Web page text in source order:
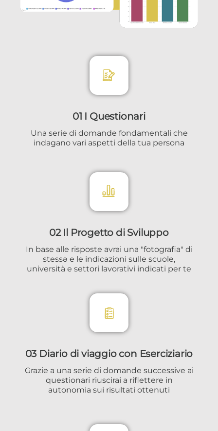
01 I Questionari
Una serie di domande fondamentali che
indagano vari aspetti della tua persona
02 Il Progetto di Sviluppo
In base alle risposte avrai una "fotografia" di
stessə e le indicazioni sulle scuole,
università e settori lavorativi indicati per te
03 Diario di viaggio con Eserciziario
Grazie a una serie di domande successive ai
questionari riuscirai a riflettere in
autonomia sui risultati ottenuti